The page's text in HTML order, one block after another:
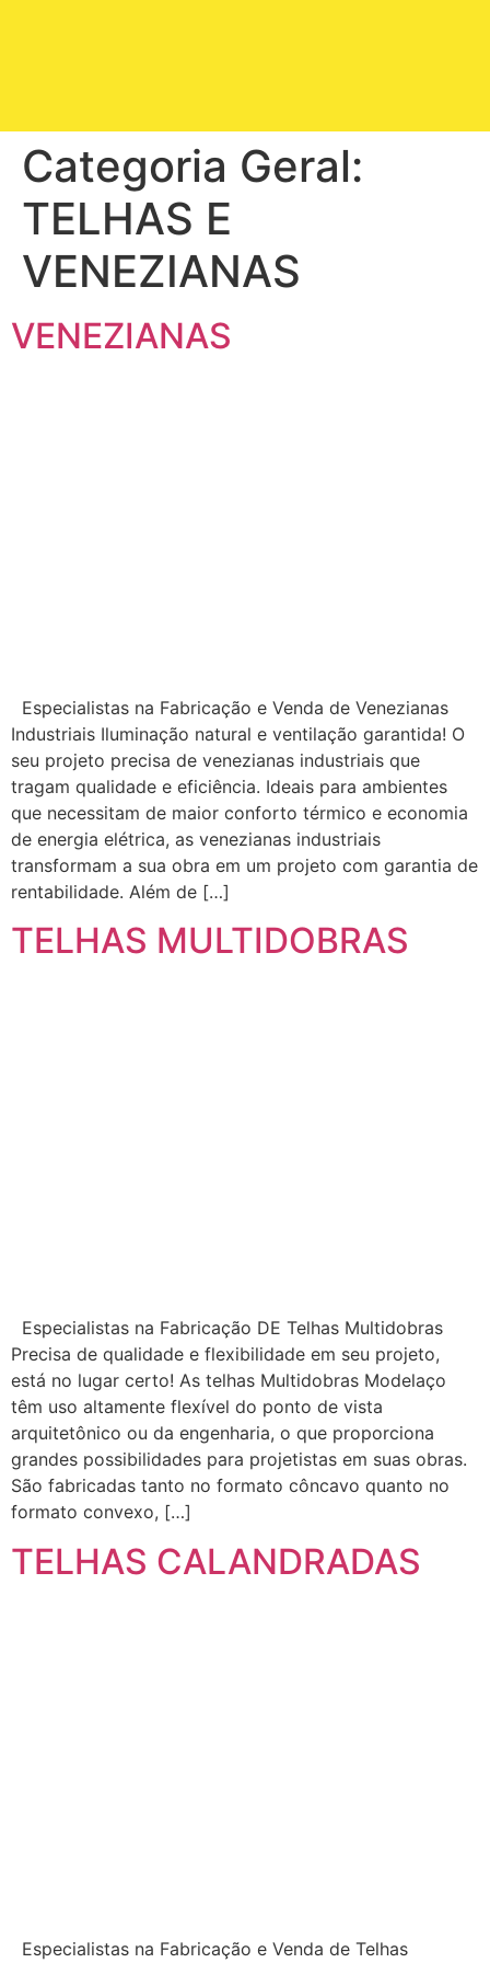
Categoria Geral:
TELHAS E
VENEZIANAS
VENEZIANAS
Especialistas na Fabricação e Venda de Venezianas
Industriais Iluminação natural e ventilação garantida! O
seu projeto precisa de venezianas industriais que
tragam qualidade e eficiência. Ideais para ambientes
que necessitam de maior conforto térmico e economia
de energia elétrica, as venezianas industriais
transformam a sua obra em um projeto com garantia de
rentabilidade. Além de […]
TELHAS MULTIDOBRAS
Especialistas na Fabricação DE Telhas Multidobras
Precisa de qualidade e flexibilidade em seu projeto,
está no lugar certo! As telhas Multidobras Modelaço
têm uso altamente flexível do ponto de vista
arquitetônico ou da engenharia, o que proporciona
grandes possibilidades para projetistas em suas obras.
São fabricadas tanto no formato côncavo quanto no
formato convexo, […]
TELHAS CALANDRADAS
Especialistas na Fabricação e Venda de Telhas